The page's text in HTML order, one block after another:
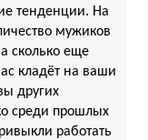
тенденции. На
мужиков
сколько еще
кладёт на ваши
других
среди прошлых
работать